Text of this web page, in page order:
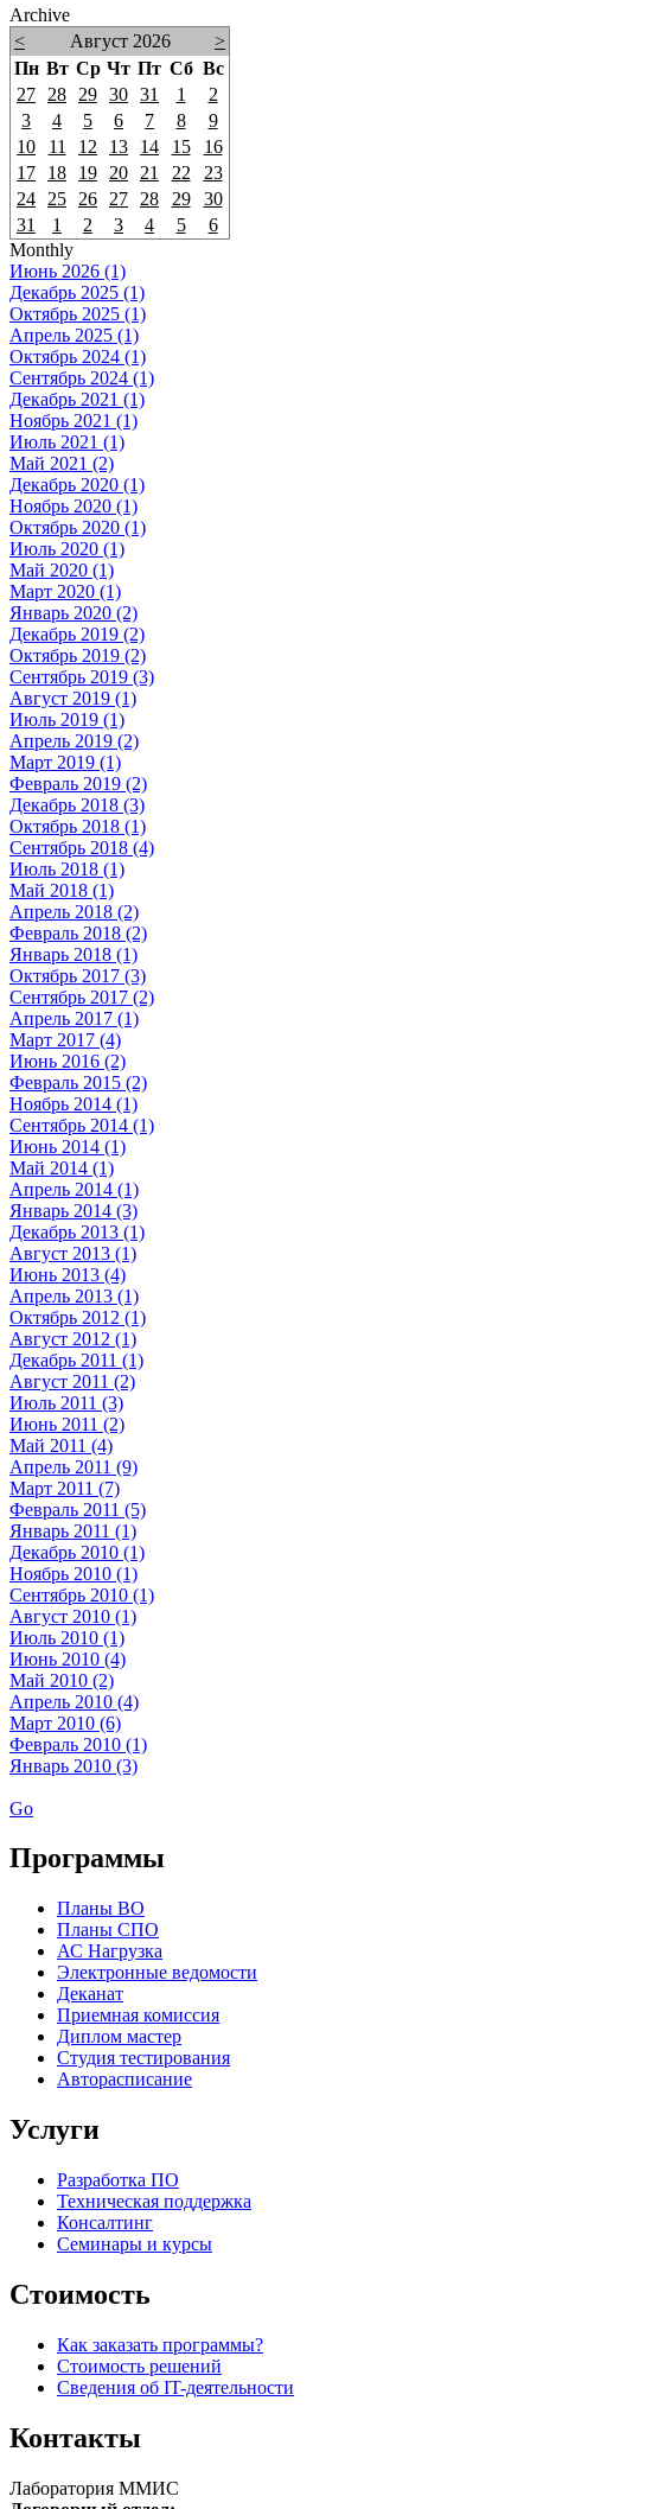
Archive
<
Август 2026
>
Пн Вт Ср Чт Пт Сб Вс
27
28 29 30 31 1
2
3
4 5 6 7 8
9
10
11 12 13 14 15
16
17
18 19 20 21 22
23
24
25 26 27 28 29
30
31
1 2 3 4 5
6
Monthly
Июнь 2026 (1)
Декабрь 2025 (1)
Октябрь 2025 (1)
Апрель 2025 (1)
Октябрь 2024 (1)
Сентябрь 2024 (1)
Декабрь 2021 (1)
Ноябрь 2021 (1)
Июль 2021 (1)
Май 2021 (2)
Декабрь 2020 (1)
Ноябрь 2020 (1)
Октябрь 2020 (1)
Июль 2020 (1)
Май 2020 (1)
Март 2020 (1)
Январь 2020 (2)
Декабрь 2019 (2)
Октябрь 2019 (2)
Сентябрь 2019 (3)
Август 2019 (1)
Июль 2019 (1)
Апрель 2019 (2)
Март 2019 (1)
Февраль 2019 (2)
Декабрь 2018 (3)
Октябрь 2018 (1)
Сентябрь 2018 (4)
Июль 2018 (1)
Май 2018 (1)
Апрель 2018 (2)
Февраль 2018 (2)
Январь 2018 (1)
Октябрь 2017 (3)
Сентябрь 2017 (2)
Апрель 2017 (1)
Март 2017 (4)
Июнь 2016 (2)
Февраль 2015 (2)
Ноябрь 2014 (1)
Сентябрь 2014 (1)
Июнь 2014 (1)
Май 2014 (1)
Апрель 2014 (1)
Январь 2014 (3)
Декабрь 2013 (1)
Август 2013 (1)
Июнь 2013 (4)
Апрель 2013 (1)
Октябрь 2012 (1)
Август 2012 (1)
Декабрь 2011 (1)
Август 2011 (2)
Июль 2011 (3)
Июнь 2011 (2)
Май 2011 (4)
Апрель 2011 (9)
Март 2011 (7)
Февраль 2011 (5)
Январь 2011 (1)
Декабрь 2010 (1)
Ноябрь 2010 (1)
Сентябрь 2010 (1)
Август 2010 (1)
Июль 2010 (1)
Июнь 2010 (4)
Май 2010 (2)
Апрель 2010 (4)
Март 2010 (6)
Февраль 2010 (1)
Январь 2010 (3)
Go
Программы
Планы ВО
Планы СПО
АС Нагрузка
Электронные ведомости
Деканат
Приемная комиссия
Диплом мастер
Студия тестирования
Авторасписание
Услуги
Разработка ПО
Техническая поддержка
Консалтинг
Семинары и курсы
Стоимость
Как заказать программы?
Стоимость решений
Сведения об IT-деятельности
Контакты
Лаборатория ММИС